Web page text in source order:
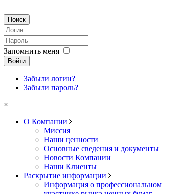
Запомнить меня
Войти
Забыли логин?
Забыли пароль?
×
О Компании
Миссия
Наши ценности
Основные сведения и документы
Новости Компании
Наши Клиенты
Раскрытие информации
Информация о профессиональном